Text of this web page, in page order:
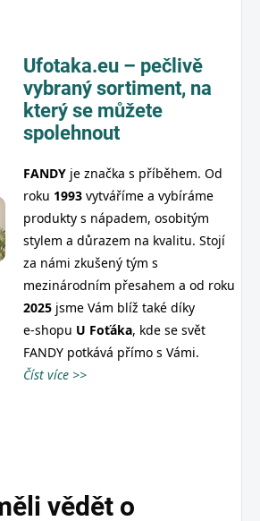
Ufotaka.eu – pečlivě
vybraný sortiment, na
který se můžete
spolehnout
FANDY je značka s příběhem. Od
roku 1993 vytváříme a vybíráme
produkty s nápadem, osobitým
stylem a důrazem na kvalitu. Stojí
za námi zkušený tým s
mezinárodním přesahem a od roku
2025 jsme Vám blíž také díky
e‑shopu U Foťáka, kde se svět
FANDY potkává přímo s Vámi.
Číst více >>
vědět o